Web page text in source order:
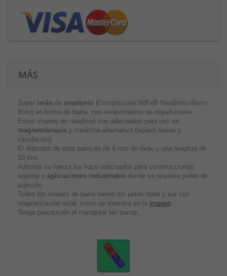
MÁS
Super imán de neodimio (Composición NdFeB Neodimio-Hierro-
Boro) en forma de barra, con revestimiento de niquel-cromo.
Estos imanes de neodimio son adecuados para uso en
magnetoterapia y medicina alternativa (tejidos óseos y
circulación).
El diámetro de esta barra es de 4 mm de radio y una longitud de
10 mm.
Además su fuerza los hace adecuados para construcciones,
soporte o aplicaciones industriales donde se requiera poder de
sujeción.
Todos los imanes de barra tienen los polos norte y sur con
magnetización axial, como se muestra en la imagen.
Tenga precaución al manipular las barras.